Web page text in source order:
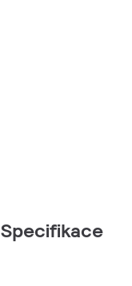
Specifikace